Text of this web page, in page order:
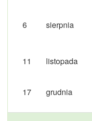
6 sierpnia
11 listopada
17 grudnia